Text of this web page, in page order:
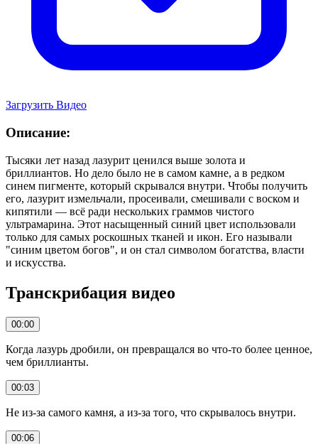
Загрузить Видео
Описание:
Тысяки лет назад лазурит ценился выше золота и
бриллиантов. Но дело было не в самом камне, а в редком
синем пигменте, который скрывался внутри. Чтобы получить
его, лазурит измельчали, просеивали, смешивали с воском и
кипятили — всё ради нескольких граммов чистого
ультрамарина. Этот насыщенный синий цвет использовали
только для самых роскошных тканей и икон. Его называли
"синим цветом богов", и он стал символом богатства, власти
и искусства.
Транскрибация видео
00:00
Когда лазурь дробили, он превращался во что-то более ценное,
чем бриллианты.
00:03
Не из-за самого камня, а из-за того, что скрывалось внутри.
00:06